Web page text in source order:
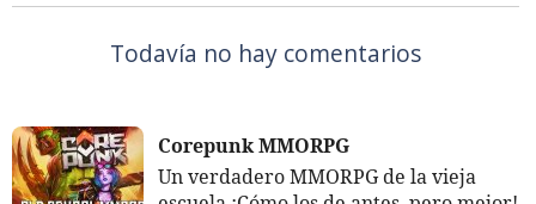
Todavía no hay comentarios
Corepunk MMORPG
Un verdadero MMORPG de la vieja